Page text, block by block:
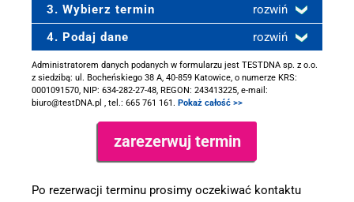
3. Wybierz termin
rozwiń
4. Podaj dane
rozwiń
Administratorem danych podanych w formularzu jest TESTDNA sp. z o.o.
z siedzibą: ul. Bocheńskiego 38 A, 40-859 Katowice, o numerze KRS:
0001091570, NIP: 634-282-27-48, REGON: 243413225, e-mail:
biuro@testDNA.pl , tel.: 665 761 161. Pokaż całość >>
Po rezerwacji terminu prosimy oczekiwać kontaktu